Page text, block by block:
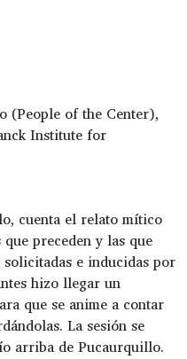
(People of the Center),
Institute for
cuenta el relato mítico
preceden y las que
e inducidas por
hizo llegar un
que se anime a contar
La sesión se
arriba de Pucaurquillo.